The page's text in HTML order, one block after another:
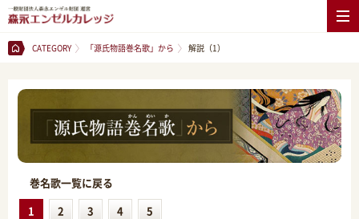
CATEGORY 「源氏物語巻名歌」から 解説（1）
巻名歌一覧に戻る
1
2 3 4 5